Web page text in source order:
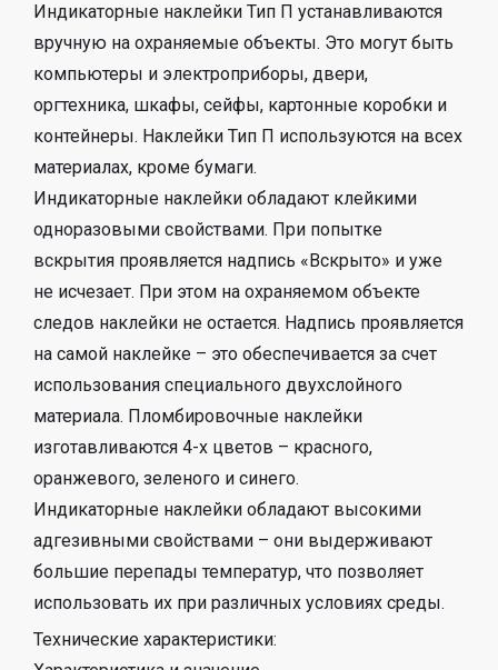
Индикаторные наклейки Тип П устанавливаются
вручную на охраняемые объекты. Это могут быть
компьютеры и электроприборы, двери,
оргтехника, шкафы, сейфы, картонные коробки и
контейнеры. Наклейки Тип П используются на всех
материалах, кроме бумаги.
Индикаторные наклейки обладают клейкими
одноразовыми свойствами. При попытке
вскрытия проявляется надпись «Вскрыто» и уже
не исчезает. При этом на охраняемом объекте
следов наклейки не остается. Надпись проявляется
на самой наклейке – это обеспечивается за счет
использования специального двухслойного
материала. Пломбировочные наклейки
изготавливаются 4-х цветов – красного,
оранжевого, зеленого и синего.
Индикаторные наклейки обладают высокими
адгезивными свойствами – они выдерживают
большие перепады температур, что позволяет
использовать их при различных условиях среды.
Технические характеристики: